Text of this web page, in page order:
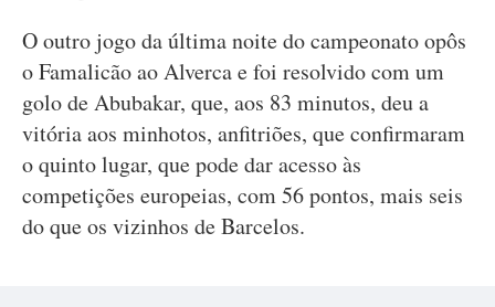
O outro jogo da última noite do campeonato opôs
o Famalicão ao Alverca e foi resolvido com um
golo de Abubakar, que, aos 83 minutos, deu a
vitória aos minhotos, anfitriões, que confirmaram
o quinto lugar, que pode dar acesso às
competições europeias, com 56 pontos, mais seis
do que os vizinhos de Barcelos.